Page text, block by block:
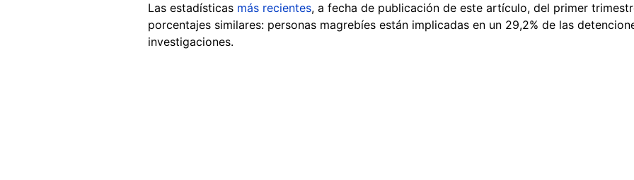
Las estadísticas más recientes, a fecha de publicación de este artículo, del primer
porcentajes similares: personas magrebíes están implicadas en un 29,2% de las
investigaciones.